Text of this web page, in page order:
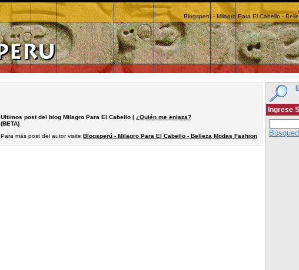
Blogsperú - Milagro Para El Cabello -
Ingrese
Ultimos post del blog Milagro Para El Cabello | ¿Quién me enlaza?
(BETA)
Para más post del autor visite Blogsperú - Milagro Para El Cabello - Belleza Modas Fashion